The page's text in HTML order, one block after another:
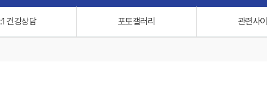
건강상담 포토갤러리 관련사